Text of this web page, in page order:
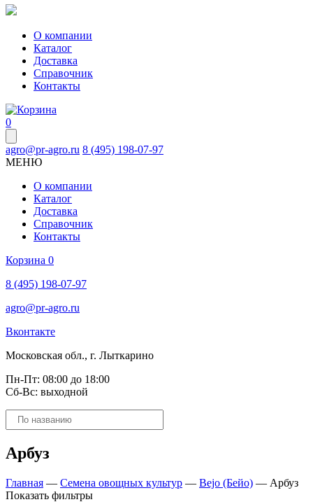
О компании
Каталог
Доставка
Справочник
Контакты
0
agro@pr-agro.ru 8 (495) 198-07-97
МЕНЮ
О компании
Каталог
Доставка
Справочник
Контакты
Корзина 0
8 (495) 198-07-97
agro@pr-agro.ru
Вконтакте
Московская обл., г. Лыткарино
Пн-Пт: 08:00 до 18:00
Сб-Вс: выходной
Поиск
товаров
Арбуз
Главная — Семена овощных культур — Bejo (Бейо) — Арбуз
Показать фильтры